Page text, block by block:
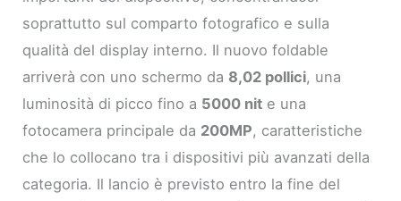
soprattutto sul comparto fotografico e sulla
qualità del display interno. Il nuovo foldable
arriverà con uno schermo da 8,02 pollici, una
luminosità di picco fino a 5000 nit e una
fotocamera principale da 200MP, caratteristiche
che lo collocano tra i dispositivi più avanzati della
categoria. Il lancio è previsto entro la fine del